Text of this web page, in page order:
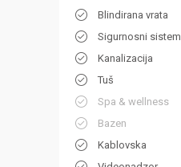
Blindirana vrata
Sigurnosni sistem
Kanalizacija
Tuš
Spa & wellness
Bazen
Kablovska